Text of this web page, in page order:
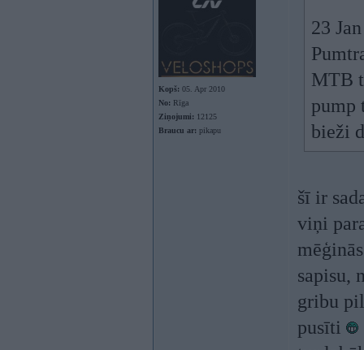
Kopš: 05. Apr 2010
No: Rīga
Ziņojumi: 12125
Braucu ar: pikapu
23
MTB
pump
bieži
šī ir
viņi
sapisu,
gribu
pusīti